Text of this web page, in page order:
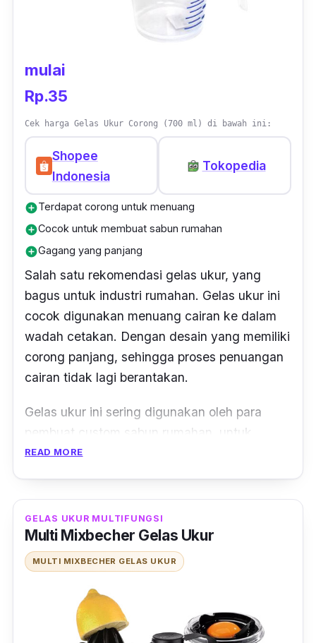
mulai
Rp.35
Cek harga Gelas Ukur Corong (700 ml) di bawah ini:
Shopee
Indonesia
Tokopedia
add_circleTerdapat corong untuk menuang
add_circleCocok untuk membuat sabun rumahan
add_circleGagang yang panjang
Salah satu rekomendasi gelas ukur, yang
bagus untuk industri rumahan. Gelas ukur ini
cocok digunakan menuang cairan ke dalam
wadah cetakan. Dengan desain yang memiliki
corong panjang, sehingga proses penuangan
cairan tidak lagi berantakan.
Gelas ukur ini sering digunakan oleh para
pembuat
custom
sabun rumahan, untuk
membuat cairan sabun yang dituangkan
produk ini dapat meracik takaran yang
digunakan dengan tepat.
Kapasitas yang mencapai 700 ml, juga
membuat proses meracik sebuah cairan dapat
dilakukan sekali waktu. Permukaan yang rata
dan gagang yang cukup panjang juga
READ MORE
GELAS UKUR MULTIFUNGSI
Multi Mixbecher Gelas Ukur
MULTI MIXBECHER GELAS UKUR